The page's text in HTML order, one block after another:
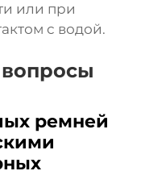
или при
с водой.
ремней